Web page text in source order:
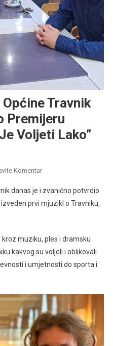
Travnik
Premijeru
Voljeti Lako”
KomentarNa
Za
Kulturu
Zvanično
Potvrdio
Premijeru
Je
Voljeti
Lako”
danas je i zvanično potvrdio
prvi mjuzikl o Travniku,
muziku, ples i dramsku
kakvog su voljeli i oblikovali
i umjetnosti do sporta i